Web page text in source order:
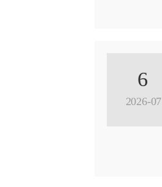
6
2026-07